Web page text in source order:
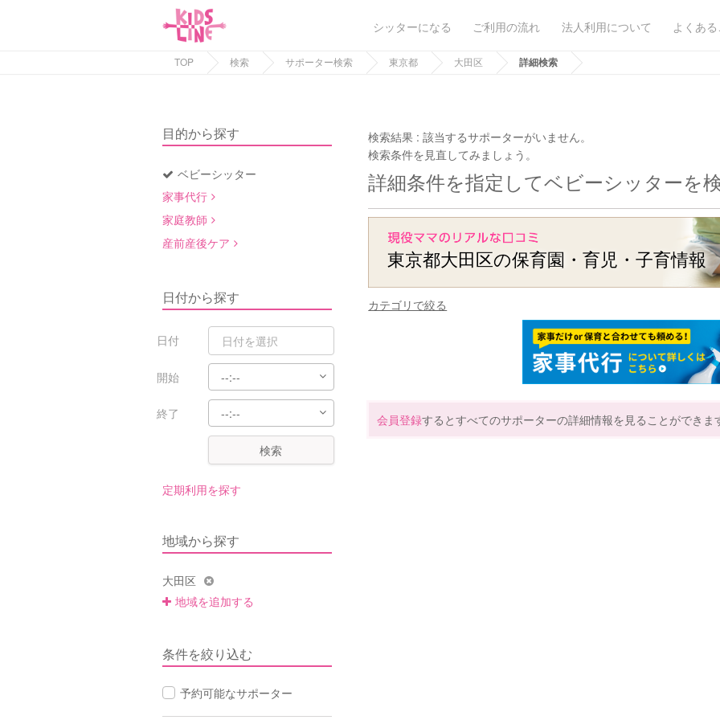
シッターになる ご利用の流れ 法人利用について よくあ
TOP 検索 サポーター検索 東京都 大田区 詳細検索
目的から探す
ベビーシッター
家事代行
家庭教師
産前産後ケア
日付から探す
日付
開始
終了
検索
定期利用を探す
地域から探す
大田区
地域を追加する
条件を絞り込む
予約可能なサポーター
検索結果 :該当するサポーターがいません。
検索条件を見直してみましょう。
詳細条件を指定してベビーシッターを
東京都大田区の保育園・育児・子育情報
カテゴリで絞る
会員登録するとすべてのサポーターの詳細情報を見ることができま